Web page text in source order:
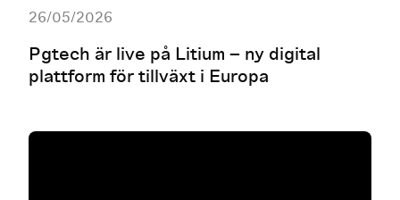
26/05/2026
Pgtech är live på Litium – ny digital
plattform för tillväxt i Europa